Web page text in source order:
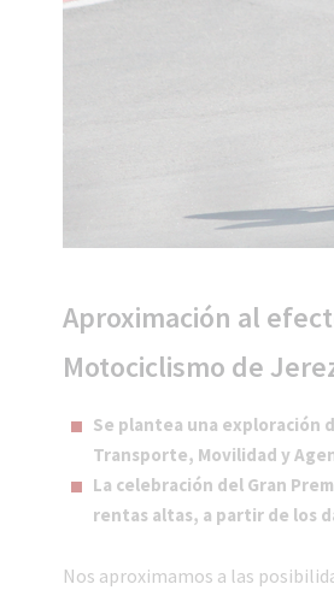
Aproximación al
Motociclismo de
Se plantea una exploración
Transporte, Movilidad y
La celebración del Gran
rentas altas, a partir de los
Nos aproximamos a las